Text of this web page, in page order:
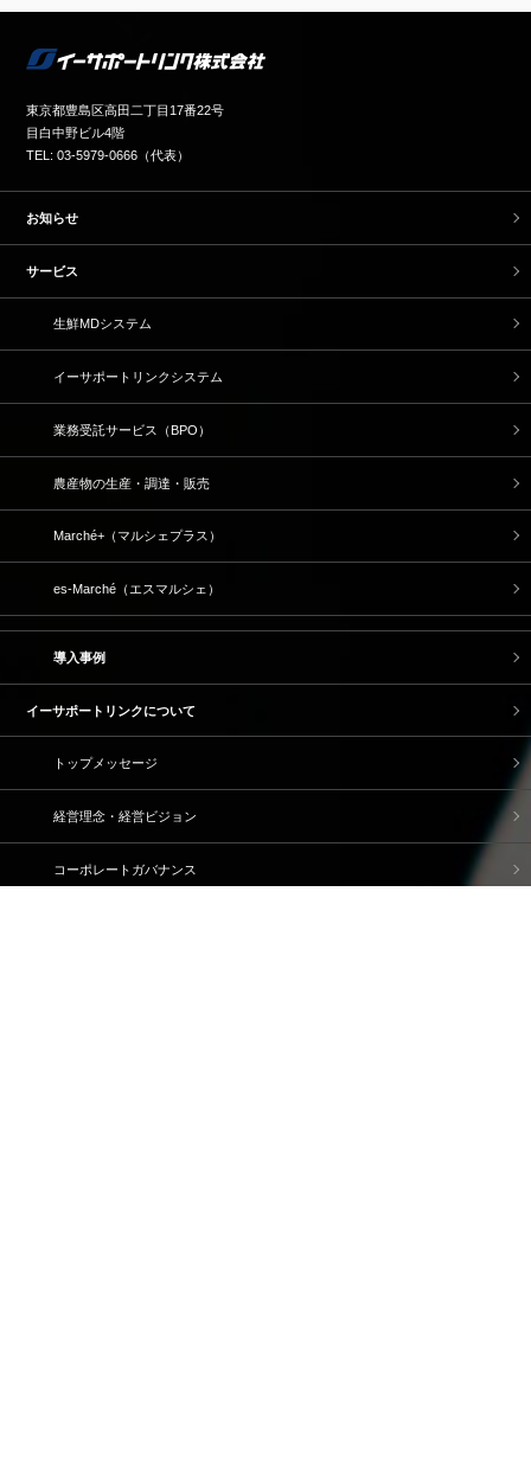
東京都豊島区高田二丁目17番22号
目白中野ビル4階
TEL: 03-5979-0666（代表）
お知らせ
サービス
生鮮MDシステム
イーサポートリンクシステム
業務受託サービス（BPO）
農産物の生産・調達・販売
Marché+（マルシェプラス）
es-Marché（エスマルシェ）
導入事例
イーサポートリンクについて
トップメッセージ
経営理念・経営ビジョン
コーポレートガバナンス